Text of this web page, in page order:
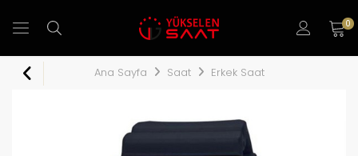
0
Ana Sayfa Saat Erkek Saat